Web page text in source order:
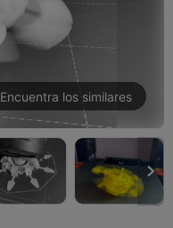
Encuentra los similares
